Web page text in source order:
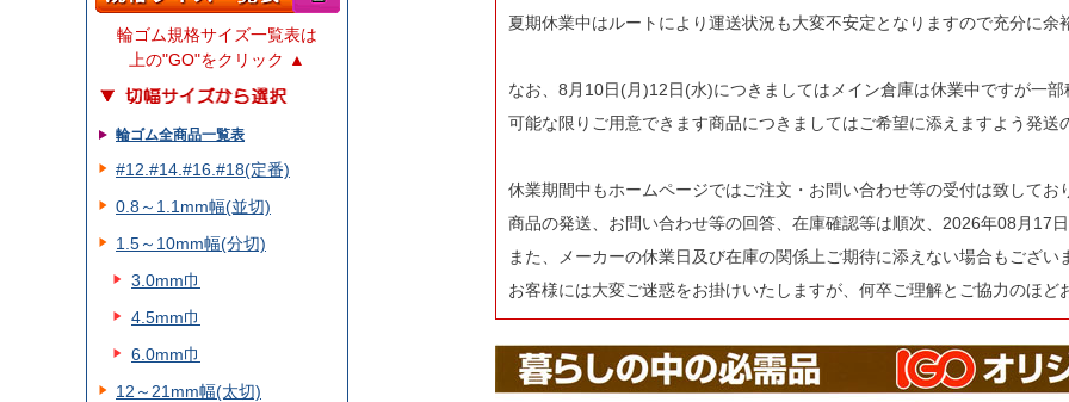
輪ゴム規格サイズ一覧表は
上の"GO"をクリック ▲
輪ゴム全商品一覧表
#12.#14.#16.#18(定番)
0.8～1.1mm幅(並切)
1.5～10mm幅(分切)
3.0mm巾
4.5mm巾
6.0mm巾
12～21mm幅(太切)
夏期休業中はルートにより運送状況も大変不安定となりますので充分に余
なお、8月10日(月)12日(水)につきましてはメイン倉庫は休業中ですが一
可能な限りご用意できます商品につきましてはご希望に添えますよう発送
休業期間中もホームページではご注文・お問い合わせ等の受付は致してお
商品の発送、お問い合わせ等の回答、在庫確認等は順次、2026年08月17
また、メーカーの休業日及び在庫の関係上ご期待に添えない場合もござい
お客様には大変ご迷惑をお掛けいたしますが、何卒ご理解とご協力のほど